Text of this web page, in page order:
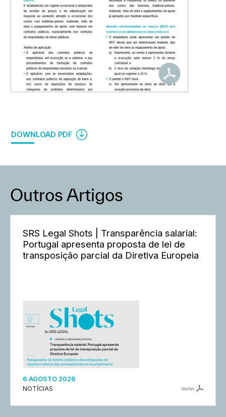
DOWNLOAD PDF
Outros Artigos
SRS Legal Shots | Transparência salarial:
Portugal apresenta proposta de lei de
transposição parcial da Diretiva Europeia
6 AGOSTO 2026
NOTÍCIAS
inclui